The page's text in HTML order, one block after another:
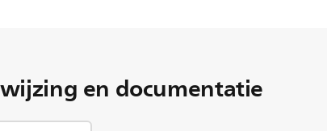
en documentatie